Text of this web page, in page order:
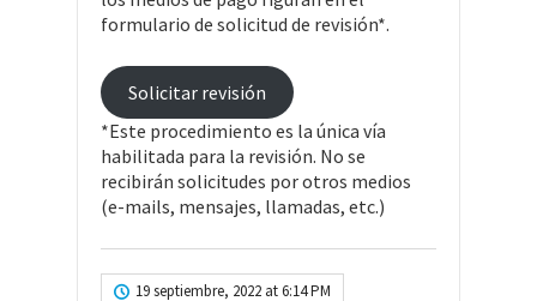
formulario de solicitud de revisión*.
Solicitar revisión
*Este procedimiento es la única vía
habilitada para la revisión. No se
recibirán solicitudes por otros medios
(e-mails, mensajes, llamadas, etc.)
19 septiembre, 2022 at 6:14 PM